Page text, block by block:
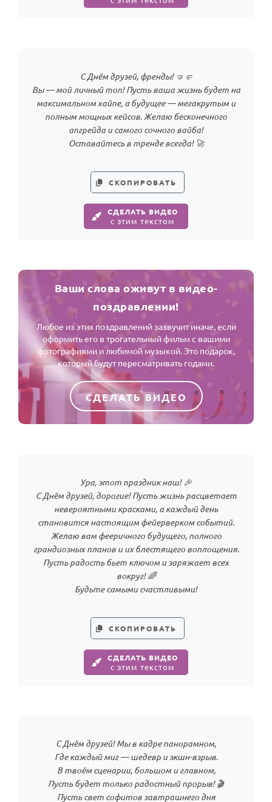
С Днём друзей, френды! 🤜🤛
Вы — мой личный топ! Пусть ваша жизнь будет на
максимальном хайпе, а будущее — мегакрутым и
полным мощных кейсов. Желаю бесконечного
апгрейда и самого сочного вайба!
Оставайтесь в тренде всегда! 🚀
СКОПИРОВАТЬ
СДЕЛАТЬ ВИДЕО
с этим текстом
Ваши слова оживут в видео-
поздравлении!
Любое из этих поздравлений зазвучит иначе, если
оформить его в трогательный фильм с вашими
фотографиями и любимой музыкой. Это подарок,
который будут пересматривать годами.
СДЕЛАТЬ ВИДЕО
Ура, этот праздник наш! 🎉
С Днём друзей, дорогие! Пусть жизнь расцветает
невероятными красками, а каждый день
становится настоящим фейерверком событий.
Желаю вам фееричного будущего, полного
грандиозных планов и их блестящего воплощения.
Пусть радость бьет ключом и заряжает всех
вокруг! 🌈
Будьте самыми счастливыми!
СКОПИРОВАТЬ
СДЕЛАТЬ ВИДЕО
с этим текстом
С Днём друзей! Мы в кадре панорамном,
Где каждый миг — шедевр и экшн-взрыв.
В твоём сценарии, большом и главном,
Пусть будет только радостный прорыв! 🎬
Пусть свет софитов завтрашнего дня